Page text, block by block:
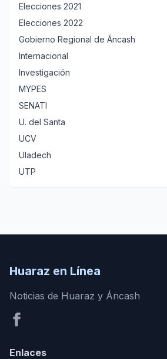
Elecciones 2021
Elecciones 2022
Gobierno Regional de Áncash
Internacional
Investigación
MYPES
SENATI
U. del Santa
UCV
Uladech
UTP
Huaraz en Línea
Noticias de Huaraz y Áncash
Enlaces